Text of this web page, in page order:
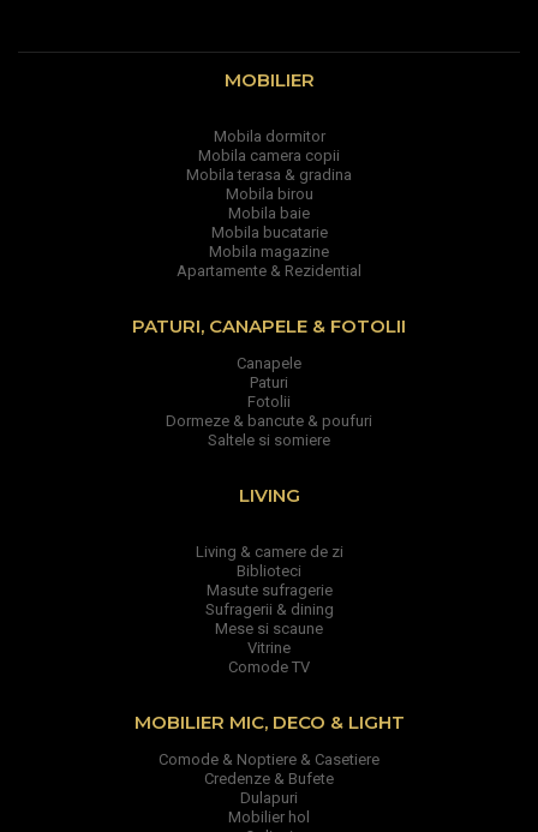
MOBILIER
Mobila dormitor
Mobila camera copii
Mobila terasa & gradina
Mobila birou
Mobila baie
Mobila bucatarie
Mobila magazine
Apartamente & Rezidential
PATURI, CANAPELE & FOTOLII
Canapele
Paturi
Fotolii
Dormeze & bancute & poufuri
Saltele si somiere
LIVING
Living & camere de zi
Biblioteci
Masute sufragerie
Sufragerii & dining
Mese si scaune
Vitrine
Comode TV
MOBILIER MIC, DECO & LIGHT
Comode & Noptiere & Casetiere
Credenze & Bufete
Dulapuri
Mobilier hol